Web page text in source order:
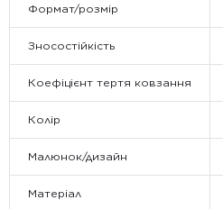
Формат/розмір
Зносостійкість
Коефіцієнт тертя ковзання
Колір
Малюнок/дизайн
Матеріал